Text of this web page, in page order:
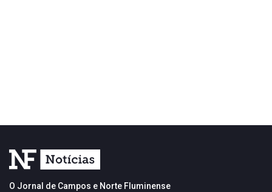
O Jornal de Campos e Norte Fluminense